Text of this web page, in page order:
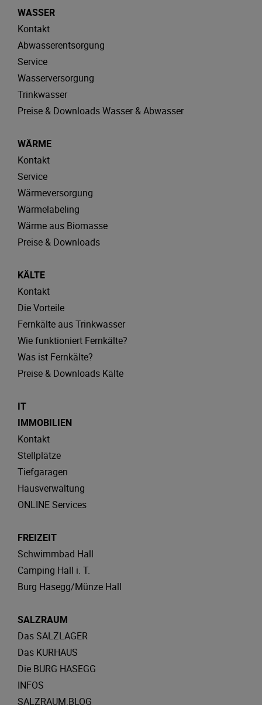
WASSER
Kontakt
Abwasserentsorgung
Service
Wasserversorgung
Trinkwasser
Preise & Downloads Wasser & Abwasser
WÄRME
Kontakt
Service
Wärmeversorgung
Wärmelabeling
Wärme aus Biomasse
Preise & Downloads
KÄLTE
Kontakt
Die Vorteile
Fernkälte aus Trinkwasser
Wie funktioniert Fernkälte?
Was ist Fernkälte?
Preise & Downloads Kälte
IT
IMMOBILIEN
Kontakt
Stellplätze
Tiefgaragen
Hausverwaltung
ONLINE Services
FREIZEIT
Schwimmbad Hall
Camping Hall i. T.
Burg Hasegg/Münze Hall
SALZRAUM
Das SALZLAGER
Das KURHAUS
Die BURG HASEGG
INFOS
SALZRAUM.BLOG